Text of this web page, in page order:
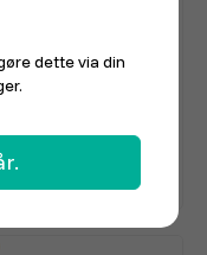
DKK 249,00
dette via din